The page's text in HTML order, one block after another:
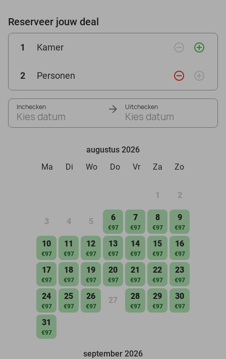
Reserveer jouw deal
1 Kamer remove_circle_outline add_circle_outline
2 Personen remove_circle_outline add_circle_outline
Inchecken
Kies datum
Uitchecken
Kies datum
augustus 2026
Ma
Di Wo Do Vr Za Zo
1 2
3 4 5 6
€97
7
€97
8
€97
9
€97
10
€97
11
€97
12
€97
13
€97
14
€97
15
€97
16
€97
17
€97
18
€97
19
€97
20
€97
21
€97
22
€97
23
€97
24
€97
25
€97
26
€97
27 28
€97
29
€97
30
€97
31
€97
september 2026